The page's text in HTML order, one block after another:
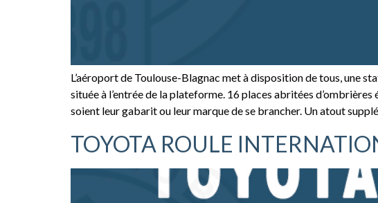
L’aéroport de Toulouse-Blagnac met à disposition de tous, une
située à l’entrée de la plateforme. 16 places abritées
soient leur gabarit ou leur marque de se brancher. Un atout
TOYOTA ROULE